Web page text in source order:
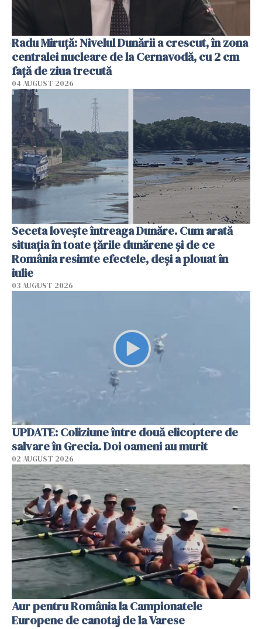
Radu Miruţă: Nivelul Dunării a crescut, în zona
centralei nucleare de la Cernavodă, cu 2 cm
faţă de ziua trecută
04 AUGUST 2026
Seceta lovește întreaga Dunăre. Cum arată
situația în toate țările dunărene și de ce
România resimte efectele, deși a plouat în
iulie
03 AUGUST 2026
UPDATE: Coliziune între două elicoptere de
salvare în Grecia. Doi oameni au murit
02 AUGUST 2026
Aur pentru România la Campionatele
Europene de canotaj de la Varese